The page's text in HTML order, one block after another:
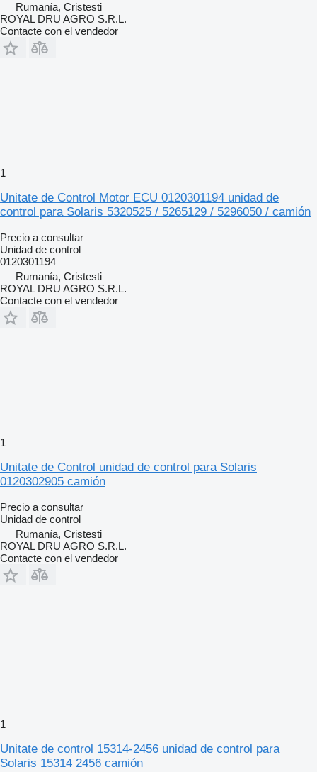
Rumanía, Cristesti
ROYAL DRU AGRO S.R.L.
Contacte con el vendedor
1
Unitate de Control Motor ECU 0120301194 unidad de
control para Solaris 5320525 / 5265129 / 5296050 / camión
Precio a consultar
Unidad de control
0120301194
Rumanía, Cristesti
ROYAL DRU AGRO S.R.L.
Contacte con el vendedor
1
Unitate de Control unidad de control para Solaris
0120302905 camión
Precio a consultar
Unidad de control
Rumanía, Cristesti
ROYAL DRU AGRO S.R.L.
Contacte con el vendedor
1
Unitate de control 15314-2456 unidad de control para
Solaris 15314 2456 camión